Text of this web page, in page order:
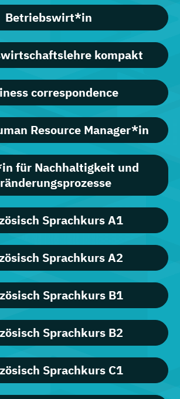
Betriebswirt*in
kompakt
correspondence
Resource Manager*in
für Nachhaltigkeit und
Sprachkurs A1
Sprachkurs A2
Sprachkurs B1
Sprachkurs B2
Sprachkurs C1